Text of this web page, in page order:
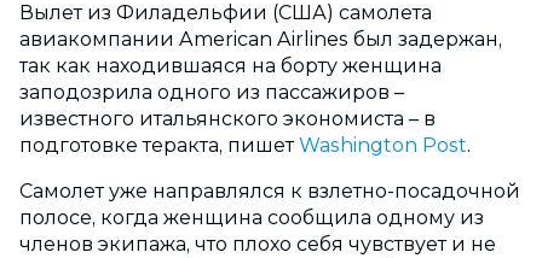
Вылет из Филадельфии (США) самолета
авиакомпании American Airlines был задержан,
так как находившаяся на борту женщина
заподозрила одного из пассажиров –
известного итальянского экономиста – в
подготовке теракта, пишетWashington Post.
Самолет уже направлялся к взлетно-посадочной
полосе, когда женщина сообщила одному из
членов экипажа, что плохо себя чувствует и не